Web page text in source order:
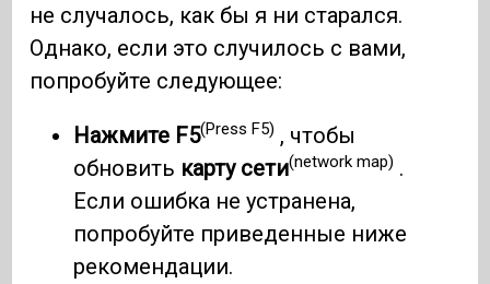
не случалось, как бы я ни старался.
Однако, если это случилось с вами,
попробуйте следующее:
Нажмите F5(Press F5) , чтобы
обновить карту сети(network map) .
Если ошибка не устранена,
попробуйте приведенные ниже
рекомендации.